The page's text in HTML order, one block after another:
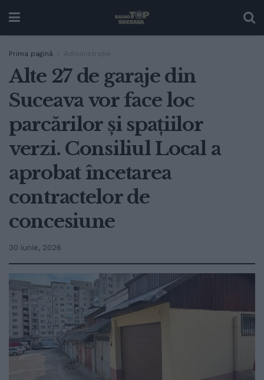
Prima pagină Administrație
Alte 27 de garaje din
Suceava vor face loc
parcărilor și spațiilor
verzi. Consiliul Local a
aprobat încetarea
contractelor de
concesiune
30 iunie, 2026